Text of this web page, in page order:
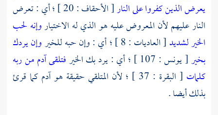
يعرض الذين كفروا على النار
[ الأحقاف : 20 ] ؛ أي : تعرض
النار عليهم لأن المعروض عليه هو الذي له الاختياروإنه لحب
الخير لشديد[ العاديات : 8 ] ؛ أي : وإن حبه للخير
وإن يردك
بخير[ يونس : 107 ] ؛ أي : يرد بك الخير
فتلقى آدم من ربه
كلمات
[ البقرة : 37 ] ؛ لأن المتلقي حقيقة هو آدم كما قرئ
بذلك أيضا .